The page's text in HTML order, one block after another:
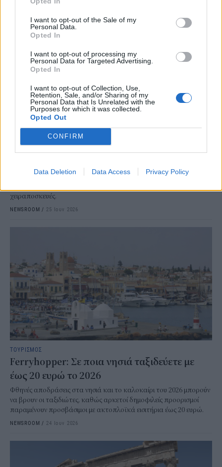
I want to opt-out of the Sale of my
Personal Data.
Opted In
I want to opt-out of processing my
Personal Data for Targeted Advertising.
Opted In
I want to opt-out of Collection, Use,
Retention, Sale, and/or Sharing of my
Personal Data that Is Unrelated with the
Purposes for which it was collected.
Opted Out
CONFIRM
Data Deletion Data Access Privacy Policy
ΤΟΥΡΙΣΜΟΣ
Φρένο στις χρεώσεις για χειραποσκευές -Τι
αλλάζει για τους επιβάτες
ευρωπαϊκό πλαίσιο για τα δικαιώματα των επιβατών στις
αερομεταφορές, βάζοντας στο στόχαστρο τις πρόσθετες
χειραποσκευές.
NEWSROOM / 25 Ιουν 2026
ΤΟΥΡΙΣΜΟΣ
Ferryhopper: Σε ποια νησιά ταξιδεύετε με
έως 20 ευρώ το 2026
Φθηνές αποδράσεις στα νησιά και το καλοκαίρι του 2026 μπορούν
να βρουν οι ταξιδιώτες, καθώς αρκετοί δημοφιλείς προορισμοί
παραμένουν προσβάσιμοι με ακτοπλοϊκά εισιτήρια έως 20 ευρώ.
NEWSROOM / 24 Ιουν 2026